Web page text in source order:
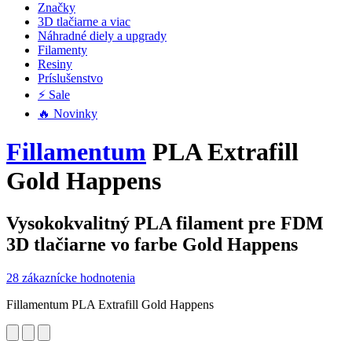
Značky
3D tlačiarne a viac
Náhradné diely a upgrady
Filamenty
Resiny
Príslušenstvo
⚡ Sale
🔥 Novinky
Fillamentum PLA Extrafill
Gold Happens
Vysokokvalitný PLA filament pre FDM
3D tlačiarne vo farbe Gold Happens
28 zákaznícke hodnotenia
Fillamentum PLA Extrafill Gold Happens